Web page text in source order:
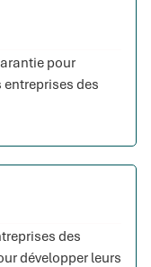
pour
des
des
développer leurs